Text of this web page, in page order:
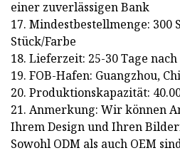
einer zuverlässigen Bank
17. Mindestbestellmenge: 300
Stück/Farbe
18. Lieferzeit: 25-30 Tage
19. FOB-Hafen: Guangzhou,
20. Produktionskapazität:
21. Anmerkung: Wir können
Ihrem Design und Ihren
Sowohl ODM als auch OEM